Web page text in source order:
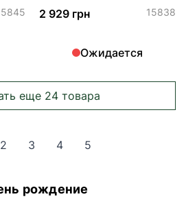
2 929 грн 15838
Ожидается
еще 24 товара
читаете страницу
Страница
2 Страница
3 Страница
4 Страница
5
рождение